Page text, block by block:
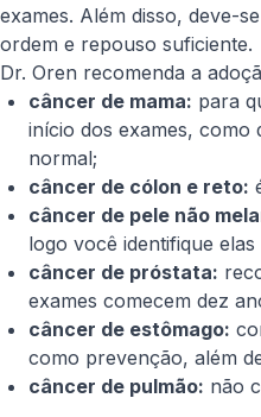
exames. Além disso, deve-
ordem e repouso suficiente.
Dr. Oren recomenda a
câncer de mama: para
início dos exames, como
normal;
câncer de cólon e reto:
câncer de pele não
logo você identifique
câncer de próstata:
exames comecem dez
câncer de estômago:
como prevenção, além
câncer de pulmão: não